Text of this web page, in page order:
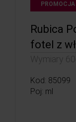
PROMOCJA
Rubica
fotel z
Wymiary
Kod: 85099
Poj: ml